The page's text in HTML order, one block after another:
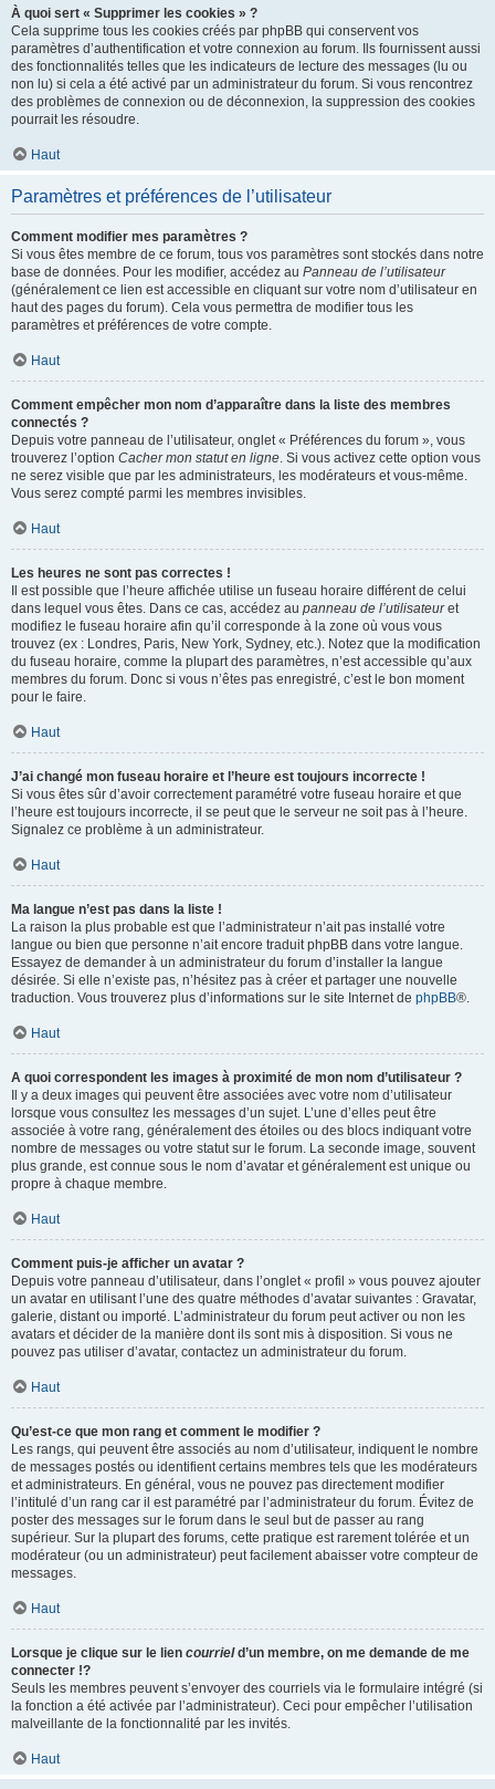
À quoi sert « Supprimer les cookies » ?
Cela supprime tous les cookies créés par phpBB qui conservent vos
paramètres d’authentification et votre connexion au forum. Ils fournissent aussi
des fonctionnalités telles que les indicateurs de lecture des messages (lu ou
non lu) si cela a été activé par un administrateur du forum. Si vous rencontrez
des problèmes de connexion ou de déconnexion, la suppression des cookies
pourrait les résoudre.
Haut
Paramètres et préférences de l’utilisateur
Comment modifier mes paramètres ?
Si vous êtes membre de ce forum, tous vos paramètres sont stockés dans notre
base de données. Pour les modifier, accédez au Panneau de l’utilisateur
(généralement ce lien est accessible en cliquant sur votre nom d’utilisateur en
haut des pages du forum). Cela vous permettra de modifier tous les
paramètres et préférences de votre compte.
Haut
Comment empêcher mon nom d’apparaître dans la liste des membres
connectés ?
Depuis votre panneau de l’utilisateur, onglet « Préférences du forum », vous
trouverez l’option Cacher mon statut en ligne. Si vous activez cette option vous
ne serez visible que par les administrateurs, les modérateurs et vous-même.
Vous serez compté parmi les membres invisibles.
Haut
Les heures ne sont pas correctes !
Il est possible que l’heure affichée utilise un fuseau horaire différent de celui
dans lequel vous êtes. Dans ce cas, accédez au panneau de l’utilisateuret
modifiez le fuseau horaire afin qu’il corresponde à la zone où vous vous
trouvez (ex : Londres, Paris, New York, Sydney, etc.). Notez que la modification
du fuseau horaire, comme la plupart des paramètres, n’est accessible qu’aux
membres du forum. Donc si vous n’êtes pas enregistré, c’est le bon moment
pour le faire.
Haut
J’ai changé mon fuseau horaire et l’heure est toujours incorrecte !
Si vous êtes sûr d’avoir correctement paramétré votre fuseau horaire et que
l’heure est toujours incorrecte, il se peut que le serveur ne soit pas à l’heure.
Signalez ce problème à un administrateur.
Haut
Ma langue n’est pas dans la liste !
La raison la plus probable est que l’administrateur n’ait pas installé votre
langue ou bien que personne n’ait encore traduit phpBB dans votre langue.
Essayez de demander à un administrateur du forum d’installer la langue
désirée. Si elle n’existe pas, n’hésitez pas à créer et partager une nouvelle
traduction. Vous trouverez plus d’informations sur le site Internet de phpBB®.
Haut
A quoi correspondent les images à proximité de mon nom d’utilisateur ?
Il y a deux images qui peuvent être associées avec votre nom d’utilisateur
lorsque vous consultez les messages d’un sujet. L’une d’elles peut être
associée à votre rang, généralement des étoiles ou des blocs indiquant votre
nombre de messages ou votre statut sur le forum. La seconde image, souvent
plus grande, est connue sous le nom d’avatar et généralement est unique ou
propre à chaque membre.
Haut
Comment puis-je afficher un avatar ?
Depuis votre panneau d’utilisateur, dans l’onglet « profil » vous pouvez ajouter
un avatar en utilisant l’une des quatre méthodes d’avatar suivantes : Gravatar,
galerie, distant ou importé. L’administrateur du forum peut activer ou non les
avatars et décider de la manière dont ils sont mis à disposition. Si vous ne
pouvez pas utiliser d’avatar, contactez un administrateur du forum.
Haut
Qu’est-ce que mon rang et comment le modifier ?
Les rangs, qui peuvent être associés au nom d’utilisateur, indiquent le nombre
de messages postés ou identifient certains membres tels que les modérateurs
et administrateurs. En général, vous ne pouvez pas directement modifier
l’intitulé d’un rang car il est paramétré par l’administrateur du forum. Évitez de
poster des messages sur le forum dans le seul but de passer au rang
supérieur. Sur la plupart des forums, cette pratique est rarement tolérée et un
modérateur (ou un administrateur) peut facilement abaisser votre compteur de
messages.
Haut
Lorsque je clique sur le lien courrield’un membre, on me demande de me
connecter !?
Seuls les membres peuvent s’envoyer des courriels via le formulaire intégré (si
la fonction a été activée par l’administrateur). Ceci pour empêcher l’utilisation
malveillante de la fonctionnalité par les invités.
Haut